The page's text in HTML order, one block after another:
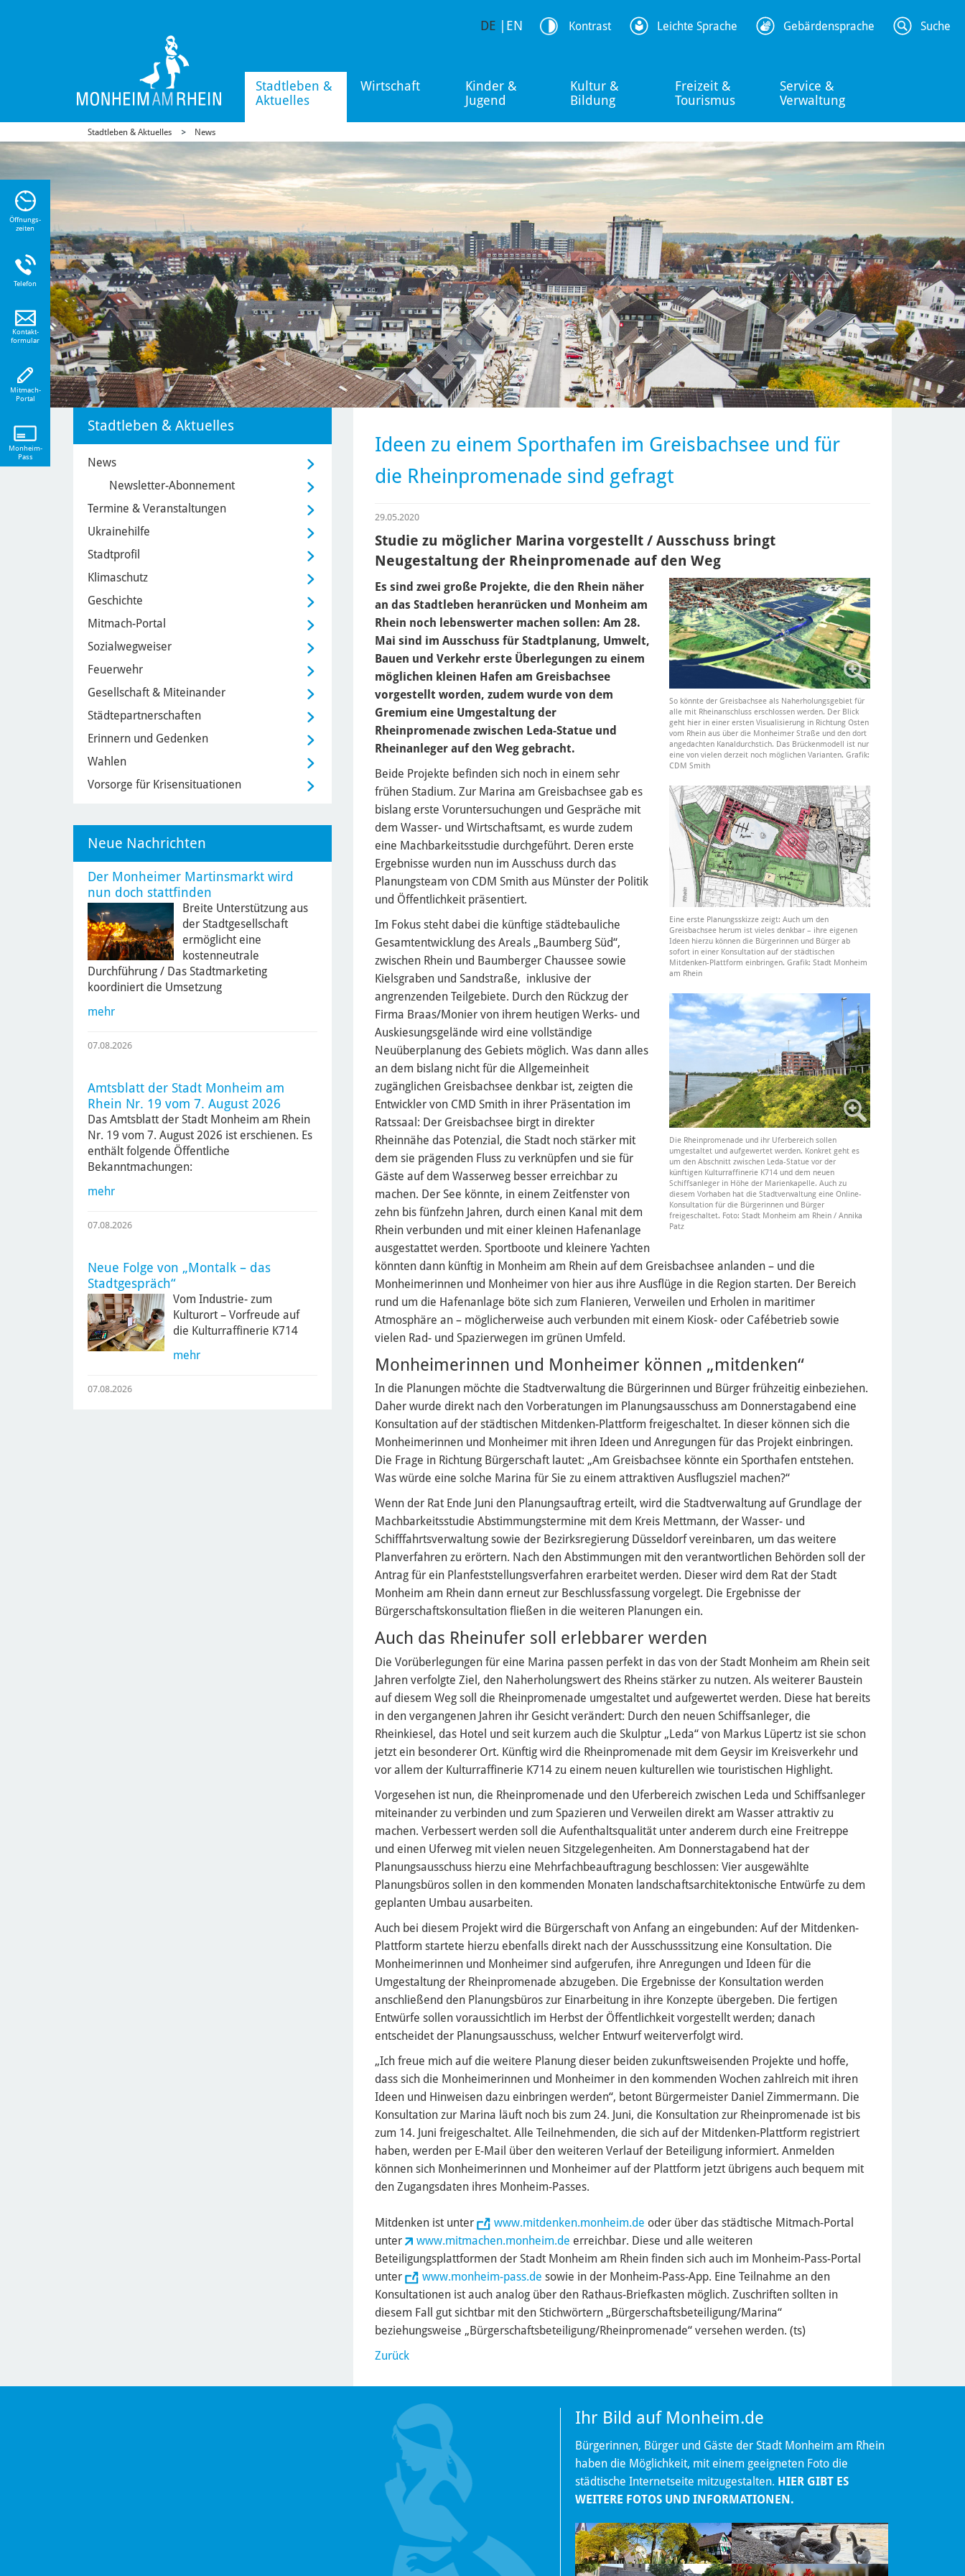
Stadtleben &
Aktuelles
Wirtschaft
Kinder &
Jugend
Kultur &
Bildung
Freizeit &
Tourismus
Service &
Verwaltung
DE EN Kontrast Leichte Sprache Gebärdensprache Suche
Stadtleben & Aktuelles News
Ideen zu einem Sporthafen im Greisbachsee und für
die Rheinpromenade sind gefragt
29.05.2020
Studie zu möglicher Marina vorgestellt / Ausschuss bringt
Neugestaltung der Rheinpromenade auf den Weg
So könnte der Greisbachsee als Naherholungsgebiet für
alle mit Rheinanschluss erschlossen werden. Der Blick
geht hier in einer ersten Visualisierung in Richtung Osten
vom Rhein aus über die Monheimer Straße und den dort
angedachten Kanaldurchstich. Das Brückenmodell ist nur
eine von vielen derzeit noch möglichen Varianten. Grafik:
CDM Smith
Eine erste Planungsskizze zeigt: Auch um den
Greisbachsee herum ist vieles denkbar – ihre eigenen
Ideen hierzu können die Bürgerinnen und Bürger ab
sofort in einer Konsultation auf der städtischen
Mitdenken-Plattform einbringen. Grafik: Stadt Monheim
am Rhein
Die Rheinpromenade und ihr Uferbereich sollen
umgestaltet und aufgewertet werden. Konkret geht es
um den Abschnitt zwischen Leda-Statue vor der
künftigen Kulturraffinerie K714 und dem neuen
Schiffsanleger in Höhe der Marienkapelle. Auch zu
diesem Vorhaben hat die Stadtverwaltung eine Online-
Konsultation für die Bürgerinnen und Bürger
freigeschaltet. Foto: Stadt Monheim am Rhein / Annika
Patz
Es sind zwei große Projekte, die den Rhein näher
an das Stadtleben heranrücken und Monheim am
Rhein noch lebenswerter machen sollen: Am 28.
Mai sind im Ausschuss für Stadtplanung, Umwelt,
Bauen und Verkehr erste Überlegungen zu einem
möglichen kleinen Hafen am Greisbachsee
vorgestellt worden, zudem wurde von dem
Gremium eine Umgestaltung der
Rheinpromenade zwischen Leda-Statue und
Rheinanleger auf den Weg gebracht.
Beide Projekte befinden sich noch in einem sehr
frühen Stadium. Zur Marina am Greisbachsee gab es
bislang erste Voruntersuchungen und Gespräche mit
dem Wasser- und Wirtschaftsamt, es wurde zudem
eine Machbarkeitsstudie durchgeführt. Deren erste
Ergebnisse wurden nun im Ausschuss durch das
Planungsteam von CDM Smith aus Münster der Politik
und Öffentlichkeit präsentiert.
Im Fokus steht dabei die künftige städtebauliche
Gesamtentwicklung des Areals „Baumberg Süd“,
zwischen Rhein und Baumberger Chaussee sowie
Kielsgraben und Sandstraße, inklusive der
angrenzenden Teilgebiete. Durch den Rückzug der
Firma Braas/Monier von ihrem heutigen Werks- und
Auskiesungsgelände wird eine vollständige
Neuüberplanung des Gebiets möglich. Was dann alles
an dem bislang nicht für die Allgemeinheit
zugänglichen Greisbachsee denkbar ist, zeigten die
Entwickler von CMD Smith in ihrer Präsentation im
Ratssaal: Der Greisbachsee birgt in direkter
Rheinnähe das Potenzial, die Stadt noch stärker mit
dem sie prägenden Fluss zu verknüpfen und sie für
Gäste auf dem Wasserweg besser erreichbar zu
machen. Der See könnte, in einem Zeitfenster von
zehn bis fünfzehn Jahren, durch einen Kanal mit dem
Rhein verbunden und mit einer kleinen Hafenanlage
ausgestattet werden. Sportboote und kleinere Yachten
könnten dann künftig in Monheim am Rhein auf dem Greisbachsee anlanden – und die
Monheimerinnen und Monheimer von hier aus ihre Ausflüge in die Region starten. Der Bereich
rund um die Hafenanlage böte sich zum Flanieren, Verweilen und Erholen in maritimer
Atmosphäre an – möglicherweise auch verbunden mit einem Kiosk- oder Cafébetrieb sowie
vielen Rad- und Spazierwegen im grünen Umfeld.
Monheimerinnen und Monheimer können „mitdenken“
In die Planungen möchte die Stadtverwaltung die Bürgerinnen und Bürger frühzeitig einbeziehen.
Daher wurde direkt nach den Vorberatungen im Planungsausschuss am Donnerstagabend eine
Konsultation auf der städtischen Mitdenken-Plattform freigeschaltet. In dieser können sich die
Monheimerinnen und Monheimer mit ihren Ideen und Anregungen für das Projekt einbringen.
Die Frage in Richtung Bürgerschaft lautet: „Am Greisbachsee könnte ein Sporthafen entstehen.
Was würde eine solche Marina für Sie zu einem attraktiven Ausflugsziel machen?“
Wenn der Rat Ende Juni den Planungsauftrag erteilt, wird die Stadtverwaltung auf Grundlage der
Machbarkeitsstudie Abstimmungstermine mit dem Kreis Mettmann, der Wasser- und
Schifffahrtsverwaltung sowie der Bezirksregierung Düsseldorf vereinbaren, um das weitere
Planverfahren zu erörtern. Nach den Abstimmungen mit den verantwortlichen Behörden soll der
Antrag für ein Planfeststellungsverfahren erarbeitet werden. Dieser wird dem Rat der Stadt
Monheim am Rhein dann erneut zur Beschlussfassung vorgelegt. Die Ergebnisse der
Bürgerschaftskonsultation fließen in die weiteren Planungen ein.
Auch das Rheinufer soll erlebbarer werden
Die Vorüberlegungen für eine Marina passen perfekt in das von der Stadt Monheim am Rhein seit
Jahren verfolgte Ziel, den Naherholungswert des Rheins stärker zu nutzen. Als weiterer Baustein
auf diesem Weg soll die Rheinpromenade umgestaltet und aufgewertet werden. Diese hat bereits
in den vergangenen Jahren ihr Gesicht verändert: Durch den neuen Schiffsanleger, die
Rheinkiesel, das Hotel und seit kurzem auch die Skulptur „Leda“ von Markus Lüpertz ist sie schon
jetzt ein besonderer Ort. Künftig wird die Rheinpromenade mit dem Geysir im Kreisverkehr und
vor allem der Kulturraffinerie K714 zu einem neuen kulturellen wie touristischen Highlight.
Vorgesehen ist nun, die Rheinpromenade und den Uferbereich zwischen Leda und Schiffsanleger
miteinander zu verbinden und zum Spazieren und Verweilen direkt am Wasser attraktiv zu
machen. Verbessert werden soll die Aufenthaltsqualität unter anderem durch eine Freitreppe
und einen Uferweg mit vielen neuen Sitzgelegenheiten. Am Donnerstagabend hat der
Planungsausschuss hierzu eine Mehrfachbeauftragung beschlossen: Vier ausgewählte
Planungsbüros sollen in den kommenden Monaten landschaftsarchitektonische Entwürfe zu dem
geplanten Umbau ausarbeiten.
Auch bei diesem Projekt wird die Bürgerschaft von Anfang an eingebunden: Auf der Mitdenken-
Plattform startete hierzu ebenfalls direkt nach der Ausschusssitzung eine Konsultation. Die
Monheimerinnen und Monheimer sind aufgerufen, ihre Anregungen und Ideen für die
Umgestaltung der Rheinpromenade abzugeben. Die Ergebnisse der Konsultation werden
anschließend den Planungsbüros zur Einarbeitung in ihre Konzepte übergeben. Die fertigen
Entwürfe sollen voraussichtlich im Herbst der Öffentlichkeit vorgestellt werden; danach
entscheidet der Planungsausschuss, welcher Entwurf weiterverfolgt wird.
„Ich freue mich auf die weitere Planung dieser beiden zukunftsweisenden Projekte und hoffe,
dass sich die Monheimerinnen und Monheimer in den kommenden Wochen zahlreich mit ihren
Ideen und Hinweisen dazu einbringen werden“, betont Bürgermeister Daniel Zimmermann. Die
Konsultation zur Marina läuft noch bis zum 24. Juni, die Konsultation zur Rheinpromenade ist bis
zum 14. Juni freigeschaltet. Alle Teilnehmenden, die sich auf der Mitdenken-Plattform registriert
haben, werden per E-Mail über den weiteren Verlauf der Beteiligung informiert. Anmelden
können sich Monheimerinnen und Monheimer auf der Plattform jetzt übrigens auch bequem mit
den Zugangsdaten ihres Monheim-Passes.
Mitdenken ist unter www.mitdenken.monheim.de oder über das städtische Mitmach-Portal
unter
www.mitmachen.monheim.de erreichbar. Diese und alle weiteren
Beteiligungsplattformen der Stadt Monheim am Rhein finden sich auch im Monheim-Pass-Portal
unter
www.monheim-pass.de sowie in der Monheim-Pass-App. Eine Teilnahme an den
Konsultationen ist auch analog über den Rathaus-Briefkasten möglich. Zuschriften sollten in
diesem Fall gut sichtbar mit den Stichwörtern „Bürgerschaftsbeteiligung/Marina“
beziehungsweise „Bürgerschaftsbeteiligung/Rheinpromenade“ versehen werden. (ts)
Zurück
Stadtleben & Aktuelles
News
Newsletter-Abonnement
Termine & Veranstaltungen
Ukrainehilfe
Stadtprofil
Klimaschutz
Geschichte
Mitmach-Portal
Sozialwegweiser
Feuerwehr
Gesellschaft & Miteinander
Städtepartnerschaften
Erinnern und Gedenken
Wahlen
Vorsorge für Krisensituationen
Neue Nachrichten
Der Monheimer Martinsmarkt wird
nun doch stattfinden
Breite Unterstützung aus
der Stadtgesellschaft
ermöglicht eine
kostenneutrale
Durchführung / Das Stadtmarketing
koordiniert die Umsetzung
mehr
07.08.2026
Amtsblatt der Stadt Monheim am
Rhein Nr. 19 vom 7. August 2026
Das Amtsblatt der Stadt Monheim am Rhein
Nr. 19 vom 7. August 2026 ist erschienen. Es
enthält folgende Öffentliche
Bekanntmachungen:
mehr
07.08.2026
Neue Folge von „Montalk – das
Stadtgespräch“
Vom Industrie- zum
Kulturort – Vorfreude auf
die Kulturraffinerie K714
mehr
07.08.2026
Ihr Bild auf Monheim.de
Bürgerinnen, Bürger und Gäste der Stadt Monheim am Rhein
haben die Möglichkeit, mit einem geeigneten Foto die
städtische Internetseite mitzugestalten. HIER GIBT ES
WEITERE FOTOS UND INFORMATIONEN.
Öffnungs-
zeiten
Telefon
Kontakt-
formular
Mitmach-
Portal
Monheim-
Pass
Sie
zu